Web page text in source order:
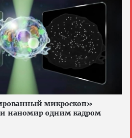
микроскоп»
наномир одним кадром